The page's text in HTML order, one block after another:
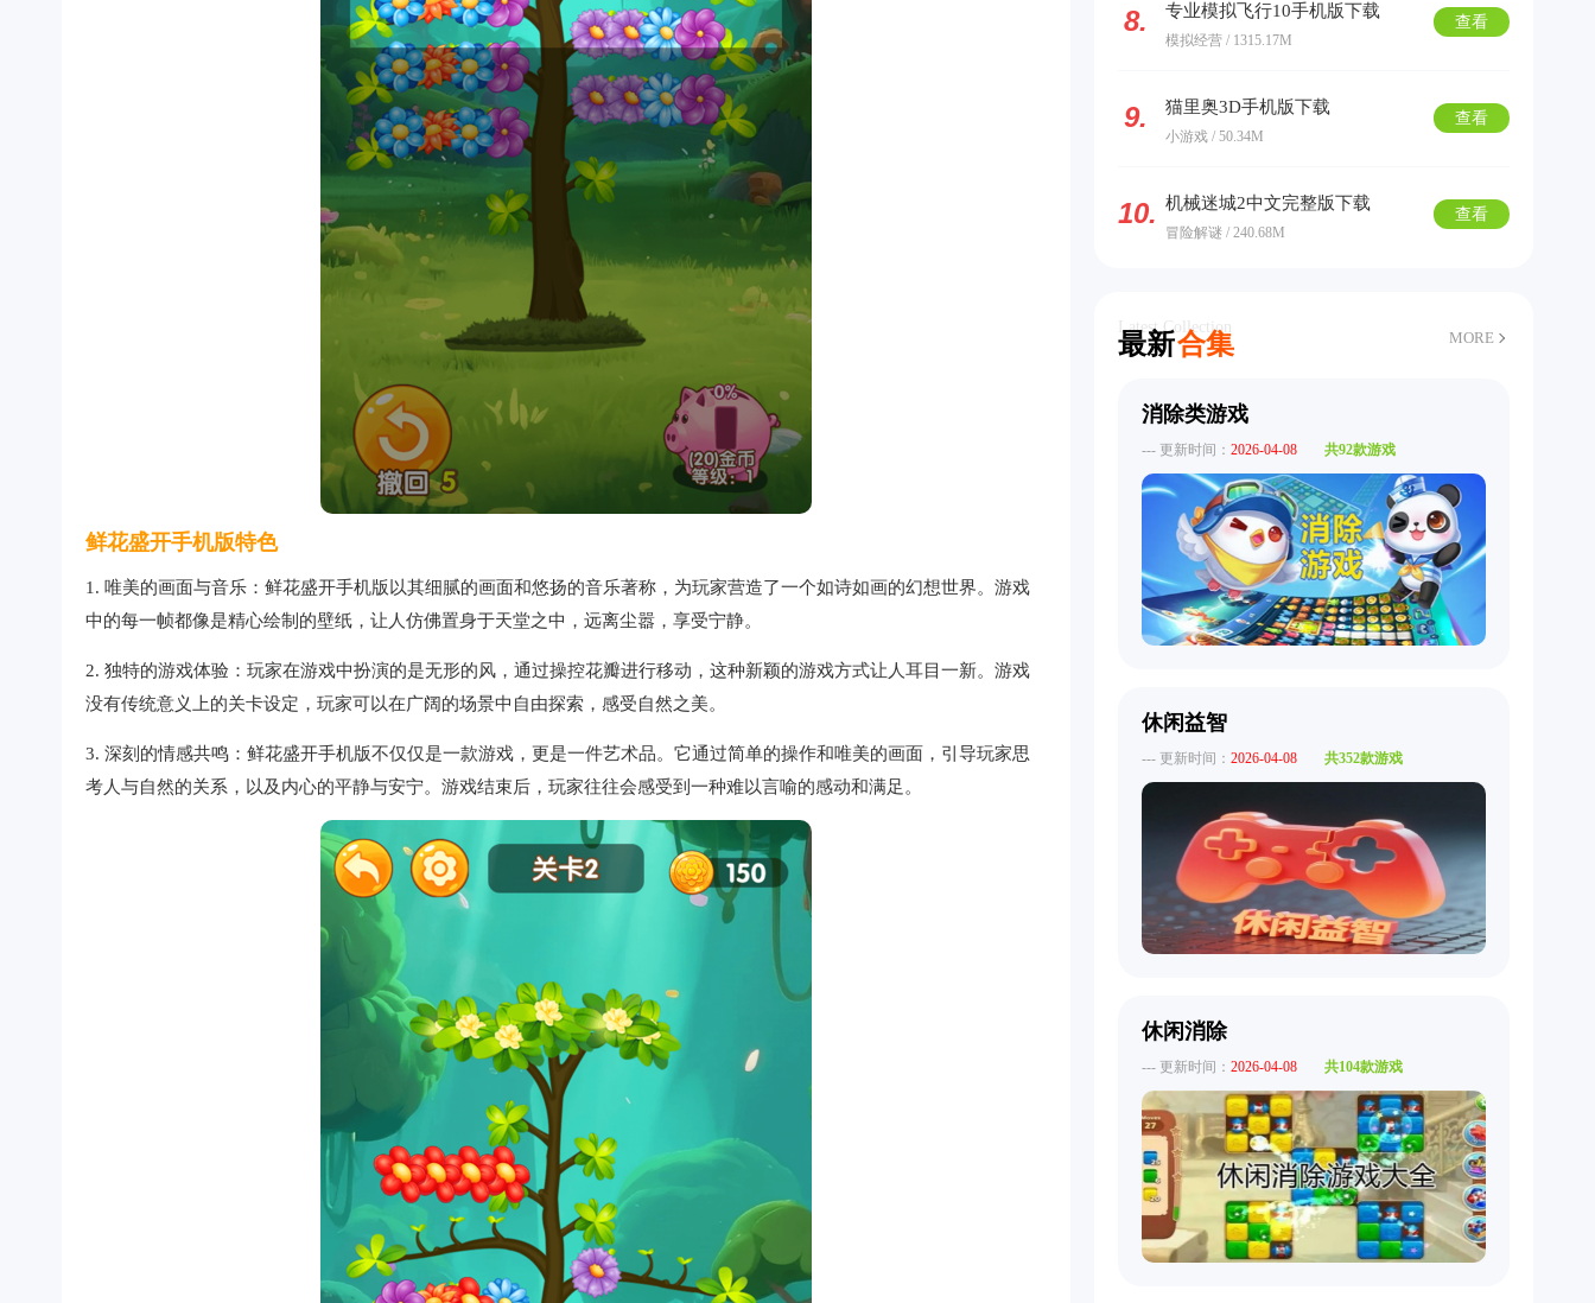
鲜花盛开手机版特色
1. 唯美的画面与音乐：鲜花盛开手机版以其细腻的画面和悠扬的音乐著称，为玩家营造了一个如诗如画的幻想世界。游戏
中的每一帧都像是精心绘制的壁纸，让人仿佛置身于天堂之中，远离尘嚣，享受宁静。
2. 独特的游戏体验：玩家在游戏中扮演的是无形的风，通过操控花瓣进行移动，这种新颖的游戏方式让人耳目一新。游戏
没有传统意义上的关卡设定，玩家可以在广阔的场景中自由探索，感受自然之美。
3. 深刻的情感共鸣：鲜花盛开手机版不仅仅是一款游戏，更是一件艺术品。它通过简单的操作和唯美的画面，引导玩家思
考人与自然的关系，以及内心的平静与安宁。游戏结束后，玩家往往会感受到一种难以言喻的感动和满足。
8. 专业模拟飞行10手机版下载
模拟经营 / 1315.17M
查看
9. 猫里奥3D手机版下载
小游戏 / 50.34M
查看
10. 机械迷城2中文完整版下载
冒险解谜 / 240.68M
查看
最新合集
Latest Collection
MORE
消除类游戏
--- 更新时间： 2026-04-08 共92款游戏
休闲益智
--- 更新时间： 2026-04-08 共352款游戏
休闲消除
--- 更新时间： 2026-04-08 共104款游戏